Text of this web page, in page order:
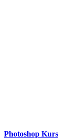
Photoshop Kurs